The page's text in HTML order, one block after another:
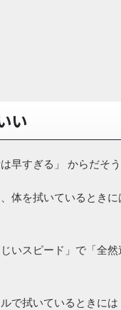
い
早すぎる」 からだそう
体を拭いているとき
いスピード」で「全
で拭いているときに